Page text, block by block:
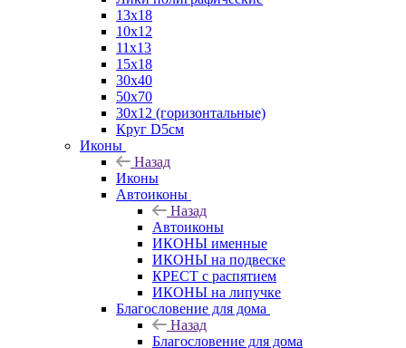
13x18
10x12
11х13
15х18
30x40
50x70
30x12 (горизонтальные)
Круг D5см
Иконы
Назад
Иконы
Автоиконы
Назад
Автоиконы
ИКОНЫ именные
ИКОНЫ на подвеске
КРЕСТ с распятием
ИКОНЫ на липучке
Благословение для дома
Назад
Благословение для дома